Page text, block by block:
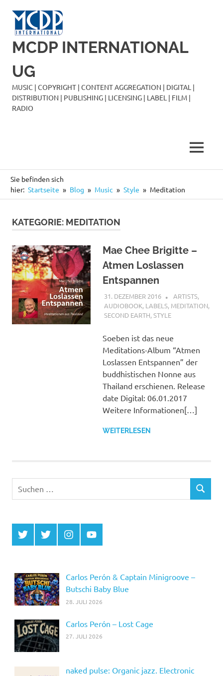
Inhalt
springen
MCDP INTERNATIONAL
UG
MUSIC | COPYRIGHT | CONTENT AGGREGATION | DIGITAL |
DISTRIBUTION | PUBLISHING | LICENSING | LABEL | FILM |
RADIO
MENÜ
Sie befinden sich
hier: Startseite Blog Music Style Meditation
KATEGORIE: MEDITATION
Mae Chee Brigitte –
Atmen Loslassen
Entspannen
31. DEZEMBER 2016 STEFANBRAUN
ARTISTS,
AUDIOBOOK, LABELS, MEDITATION,
SECOND EARTH,STYLE
Soeben ist das neue
Meditations-Album “Atmen
Loslassen Entspannen” der
buddhistischen Nonne aus
Thailand erschienen. Release
date Digital: 06.01.2017
Weitere Informationen[…]
WEITERLESEN
Suchen
SUCHEN
Twitter
MCDP
Twitter
Musicradiostation
InstagramYouTube
Carlos Perón & Captain Minigroove –
Butschi Baby Blue
28. JULI 2026
Carlos Perón – Lost Cage
27. JULI 2026
naked pulse: Organic jazz. Electronic